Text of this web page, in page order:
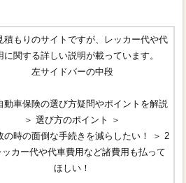
積もりのサイトですが、レッカー代や代
に関する詳しい説明が載っています。
左サイドバーの中段
動車保険の選び方疑問やポイントを解説
＞ 選び方のポイント ＞
の時の面倒な手続きを減らしたい！ ＞ 2
カー代や代車費用など諸費用も払って
ほしい！